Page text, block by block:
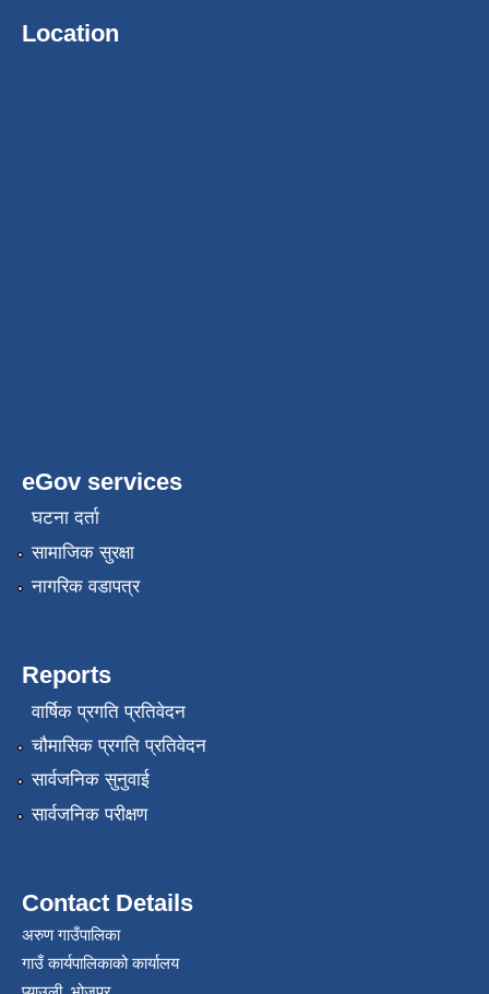
Location
eGov services
घटना दर्ता
सामाजिक सुरक्षा
नागरिक वडापत्र
Reports
वार्षिक प्रगति प्रतिवेदन
चौमासिक प्रगति प्रतिवेदन
सार्वजनिक सुनुवाई
सार्वजनिक परीक्षण
Contact Details
अरुण गाउँपालिका
गाउँ कार्यपालिकाको कार्यालय